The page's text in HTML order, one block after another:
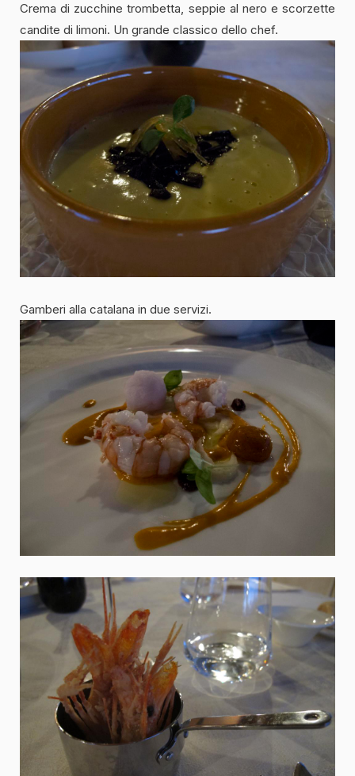
Crema di zucchine trombetta, seppie al nero e scorzette
candite di limoni. Un grande classico dello chef.
Gamberi alla catalana in due servizi.